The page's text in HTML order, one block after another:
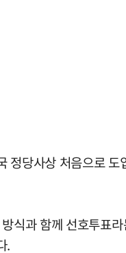
정당사상 처음으로
식과 함께 선호투표
.